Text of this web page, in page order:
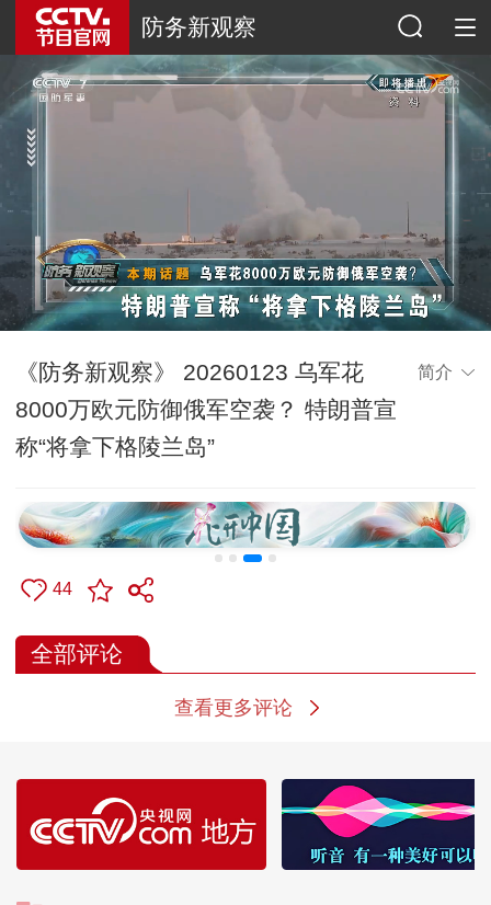
防务新观察
《防务新观察》 20260123 乌军花
8000万欧元防御俄军空袭？ 特朗普宣
称“将拿下格陵兰岛”
简介
44
全部评论
查看更多评论